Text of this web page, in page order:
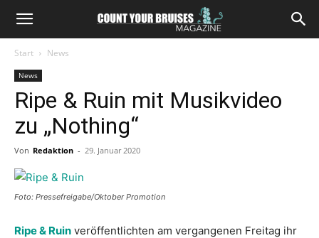
Start News
News
Ripe & Ruin mit Musikvideo
zu „Nothing“
Von Redaktion - 29. Januar 2020
Foto: Pressefreigabe/Oktober Promotion
Ripe & Ruin veröffentlichten am vergangenen Freitag ihr